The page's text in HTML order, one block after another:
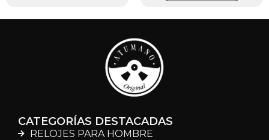
CATEGORÍAS DESTACADAS
RELOJES PARA HOMBRE